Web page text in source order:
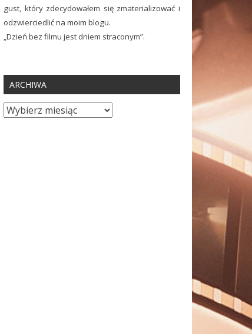
gust, który zdecydowałem się zmaterializować i
odzwierciedlić na moim blogu.
„Dzień bez filmu jest dniem straconym”.
ARCHIWA